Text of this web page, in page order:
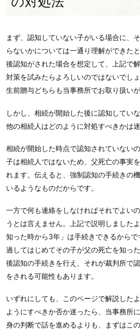
まず、認知していない子がいる場合に、
らないかについては一通り理解ができた
後認知がされた場合を想定して、上記で
対策を試みたらよろしいのではないでし
生前贈与どちらも当事務所でお取り扱いが
しかし、相続が開始した後に認知してい
他の相続人はどのように対処すべきかは迷
相続が開始した時点で認知されていない
子は相続人ではないため、父死亡の事実
れます。伝えると、強制認知の手続きの
いるようなものだからです。
一方で何も連絡をしなければそれでよい
うとは言えません。上記で説明しました
知った時から3年」は手続きできるから
過してはじめてその子が父の死亡を知っ
後認知の手続きを行え、それが裁判所で
をされる可能性もあります。
いずれにしても、このページで解説した
ようにすべきか否か迷ったら、当事務所
身の判断で話を進めるよりも、まずはこ